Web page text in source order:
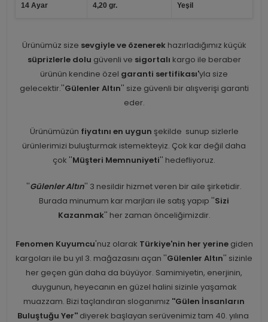
14 Ayar 4,20 gr. Yeşil
Ürünümüz size sevgiyle ve özenerekhazırladığımız küçük
süprizlerle dolu güvenli ve sigortalı kargo ile beraber
ürünün kendine özel garanti sertifikası'yla size
gelecektir.''Gülenler Altın'' size güvenli bir alışverişi garanti
eder.
Ürünümüzün fiyatını en uygun şekilde sunup sizlerle
ürünlerimizi buluşturmak istemekteyiz. Çok kar değil daha
çok ''Müşteri Memnuniyeti'' hedefliyoruz.
''Gülenler Altın'' 3 nesildir hizmet veren bir aile şirketidir.
Burada minumum kar marjları ile satış yapıp ''Sizi
Kazanmak'' her zaman önceliğimizdir.
Fenomen Kuyumcu'nuz olarak Türkiye'nin her yerinegiden
kargoları ile bu yıl 3. mağazasını açan ''Gülenler Altın'' sizinle
her geçen gün daha da büyüyor. Samimiyetin, enerjinin,
duygunun, heyecanın en güzel halini sizinle yaşamak
muazzam. Bizi taçlandıran sloganımız ''Gülen İnsanların
Buluştuğu Yer'' diyerek başlayan serüvenimiz tam 40. yılına